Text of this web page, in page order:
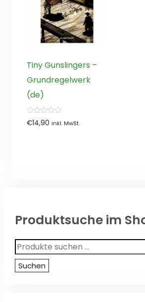
Tiny Gunslingers –
Grundregelwerk
(de)
0
von
€14,90 inkl. MwSt.
Produktsuche im
Suchen
nach:
Suchen